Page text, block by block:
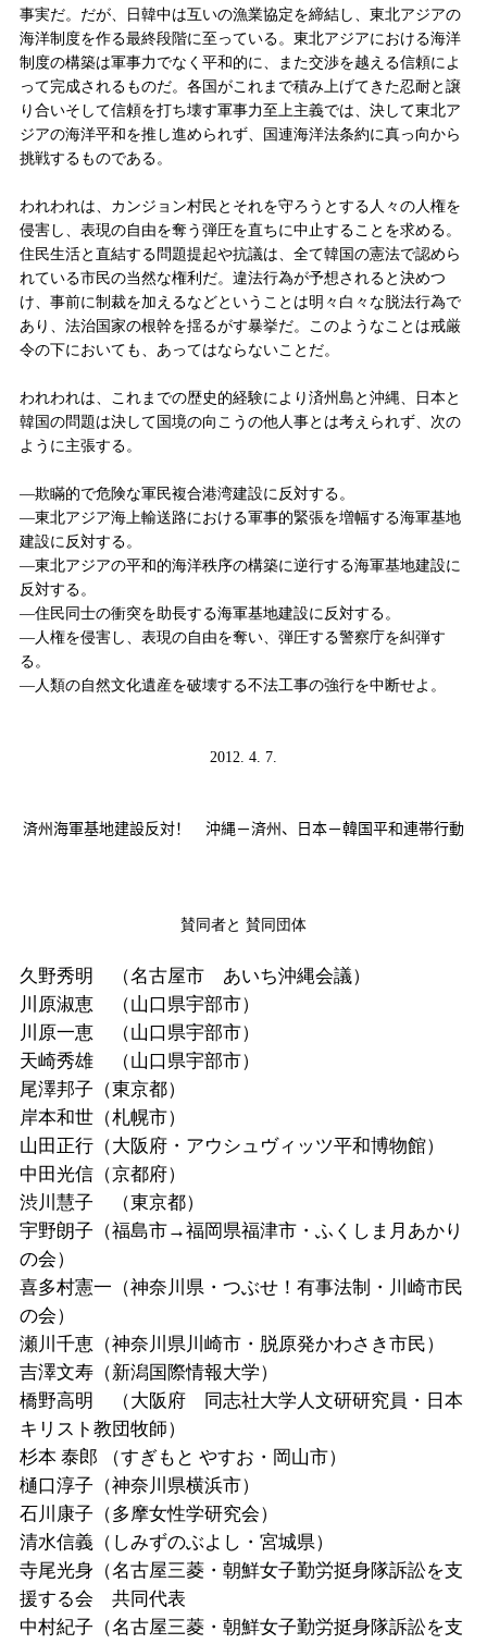
事実だ。だが、日韓中は互いの漁業協定を締結し、東北アジアの
海洋制度を作る最終段階に至っている。東北アジアにおける海洋
制度の構築は軍事力でなく平和的に、また交渉を越える信頼によ
って完成されるものだ。各国がこれまで積み上げてきた忍耐と譲
り合いそして信頼を打ち壊す軍事力 至上主義では、決して東北ア
ジアの海洋平和を推し進められず、国連海洋法条約に真っ向から
挑戦するものである。
われわれは、カンジョン村民とそれを守ろうとする人々の人権を
侵害し、表現の自由を奪う弾圧を直ちに中止することを求める。
住民生活と直結する問題提起や抗議は、全て韓国の憲法で認めら
れている市民の当然な権利だ。違法行為が予想されると決めつ
け、事前に制裁を加えるなどということは明々白々な脱法行為で
あり、法治国家の根幹を揺るがす暴挙だ。このようなことは戒厳
令の下においても、あってはならないことだ。
われわれは、これまでの歴史的経験により済州島と沖縄、日本と
韓国の問題は決して国境の向こうの他人事とは考えられず、次の
ように主張する。
―欺瞞的で危険な軍民複合港湾建設に反対する。
―東北アジア海上輸送路における軍事的緊張を増幅する海軍基地
建設に反対する。
―東北アジアの平和的海洋秩序の構築に逆行する海軍基地建設に
反対する。
―住民同士の衝突を助長する海軍基地建設に反対する。
―人権を侵害し、表現の自由を奪い、弾圧する警察庁を糾弾す
る。
―人類の自然文化遺産を破壊する不法工事の強行を中断せよ。
2012. 4. 7.
済州海軍基地建設反対！ 沖縄－済州、日本－韓国平和連帯行動
賛同者と 賛同団体
久野秀明 （名古屋市 あいち沖縄会議）
川原淑恵 （山口県宇部市）
川原一恵 （山口県宇部市）
天崎秀雄 （山口県宇部市）
尾澤邦子（東京都）
岸本和世（札幌市）
山田正行（大阪府・アウシュヴィッツ平和博物館）
中田光信（京都府）
渋川慧子 （東京都）
宇野朗子（福島市→福岡県福津市・ふくしま月あかり
の会）
喜多村憲一（神奈川県・つぶせ！有事法制・川崎市民
の会）
瀬川千恵（神奈川県川崎市・脱原発かわさき市民）
吉澤文寿（新潟国際情報大学）
橋野高明 （大阪府 同志社大学人文研研究員・日本
キリスト教団牧師）
杉本 泰郎 （すぎもと やすお・岡山市）
樋口淳子（神奈川県横浜市）
石川康子（多摩女性学研究会）
清水信義（しみずのぶよし・宮城県）
寺尾光身（名古屋三菱・朝鮮女子勤労挺身隊訴訟を支
援する会 共同代表
中村紀子（名古屋三菱・朝鮮女子勤労挺身隊訴訟を支